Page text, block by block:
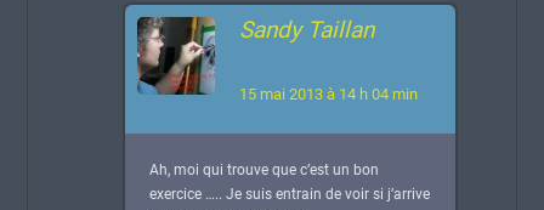
Sandy Taillan
15 mai 2013 à 14 h 04 min
Ah, moi qui trouve que c’est un bon
exercice ….. Je suis entrain de voir si j’arrive